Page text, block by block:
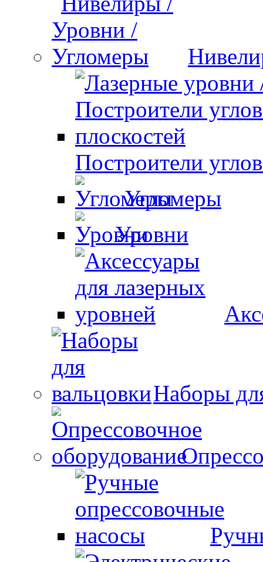
Построители
Угломеры
Уровни
Наборы